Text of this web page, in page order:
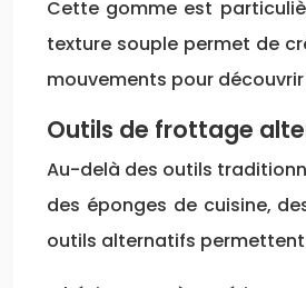
Cette gomme est
texture souple permet de
mouvements pour
Outils de frottage
Au-delà des outils
des éponges de cuisine,
outils alternatifs permettent